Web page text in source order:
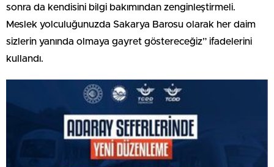
sonra da kendisini bilgi bakımından zenginleştirmeli.
Meslek yolculuğunuzda Sakarya Barosu olarak her daim
sizlerin yanında olmaya gayret göstereceğiz” ifadelerini
kullandı.